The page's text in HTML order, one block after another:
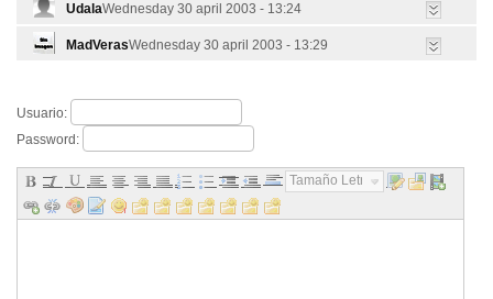
UdalaWednesday 30 april 2003 - 13:24
MadVerasWednesday 30 april 2003 - 13:29
Usuario:
Password:
Tamaño Letra...